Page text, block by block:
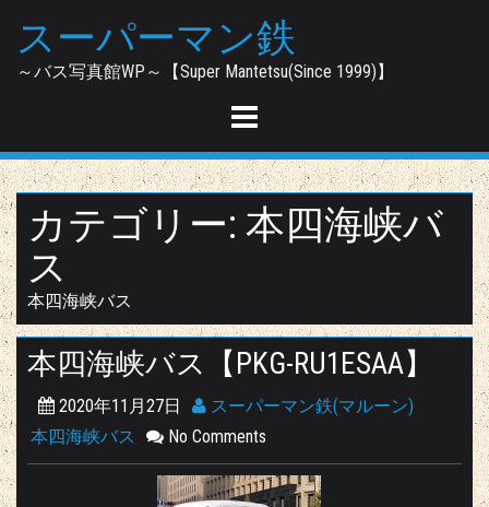
content
スーパーマン鉄
～バス写真館WP～【Super Mantetsu(Since 1999)】
カテゴリー: 本四海峡バ
ス
本四海峡バス
本四海峡バス【PKG-RU1ESAA】
2020年11月27日
スーパーマン鉄(マルーン)
本四海峡バス
No Comments